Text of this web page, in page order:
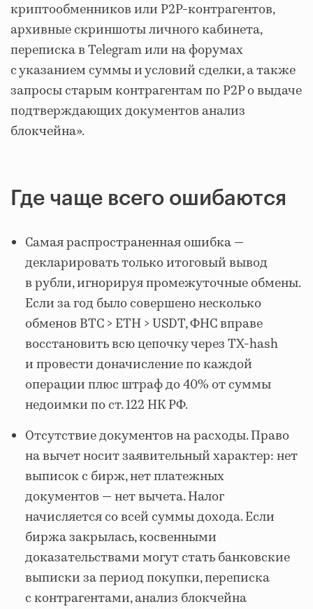
криптообменников или P2P-контрагентов,
архивные скриншоты личного кабинета,
переписка в Telegram или на форумах
с указанием суммы и условий сделки, а также
запросы старым контрагентам по P2P о выдаче
подтверждающих документов анализ
блокчейна».
Где чаще всего ошибаются
Самая распространенная ошибка —
декларировать только итоговый вывод
в рубли, игнорируя промежуточные обмены.
Если за год было совершено несколько
обменов BTC > ETH > USDT, ФНС вправе
восстановить всю цепочку через TX-hash
и провести доначисление по каждой
операции плюс штраф до 40% от суммы
недоимки по ст. 122 НК РФ.
Отсутствие документов на расходы. Право
на вычет носит заявительный характер: нет
выписок с бирж, нет платежных
документов — нет вычета. Налог
начисляется со всей суммы дохода. Если
биржа закрылась, косвенными
доказательствами могут стать банковские
выписки за период покупки, переписка
с контрагентами, анализ блокчейна